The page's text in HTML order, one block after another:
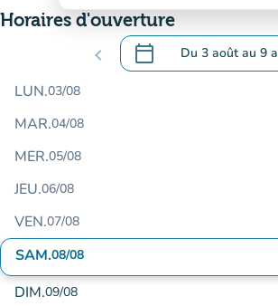
Horaires d'ouverture
chevron_left calendar_today Du 3 aoûtau 9
.Ouvrir le calendrier
LUN.03/08
MAR.04/08
MER.05/08
JEU.06/08
VEN.07/08
SAM.08/08
DIM.09/08